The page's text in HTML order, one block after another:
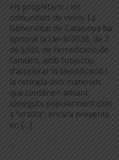
els propietaris i les
comunitats de veïns. La
Generalitat de Catalunya ha
aprovat la Llei 8/2026, de 2
de juliol, de l’erradicació de
l’amiant, amb l’objectiu
d’accelerar la identificació i
la retirada dels materials
que contenen amiant,
coneguts popularment com
a “uralita”, encara presents
en […]
...